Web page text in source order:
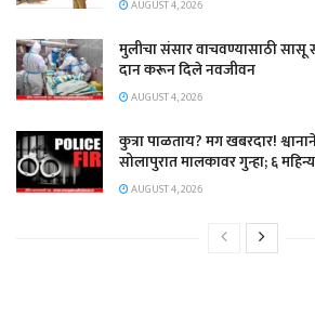
AUGUST 4, 2026
मुलीचा संसार वाचवण्यासाठी सासू
दान करून दिले नवजीवन
AUGUST 4, 2026
कुत्रा पाळताय? मग खबरदार!
सोलापुरात मालकावर गुन्हा; ६
AUGUST 4, 2026